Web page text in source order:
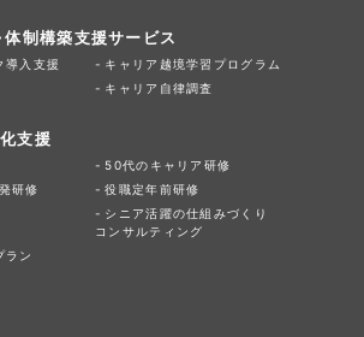
体制構築支援サービス
導入支援
キャリア越境学習プログラム
キャリア自律調査
支援
50代のキャリア研修
研修
役職定年前研修
シニア活躍の仕組みづくり
コンサルティング
ラン